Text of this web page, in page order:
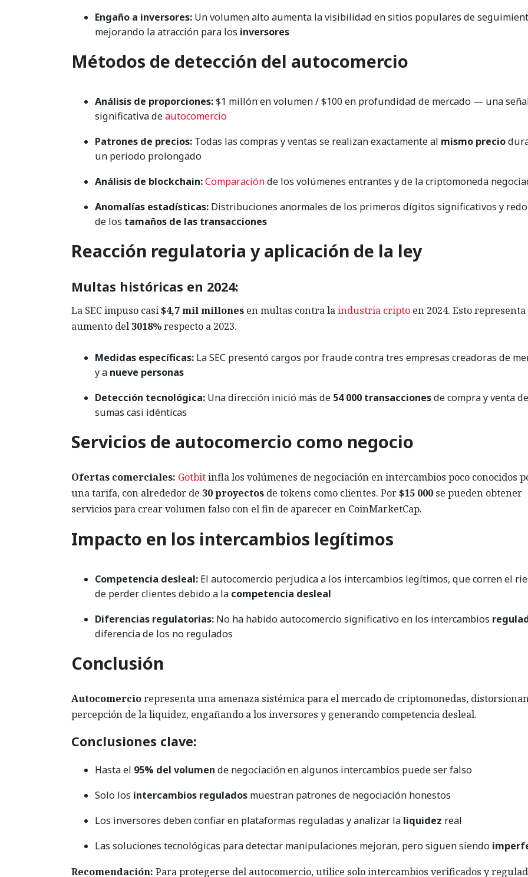
Engaño a inversores: Un volumen alto aumenta la visibilidad en sitios populares de
mejorando la atracción para los inversores
Métodos de detección del autocomercio
Análisis de proporciones:$1 millón en volumen / $100 en profundidad de mercado — una
significativa deautocomercio
Patrones de precios: Todas las compras y ventas se realizan exactamente al mismo precio
un periodo prolongado
Análisis de blockchain:Comparaciónde los volúmenes entrantes y de la criptomoneda
Anomalías estadísticas: Distribuciones anormales de los primeros dígitos significativos y
de los tamaños de las transacciones
Reacción regulatoria y aplicación de la ley
Multas históricas en 2024:
La SEC impuso casi$4,7 mil millones en multas contra laindustria cripto en 2024. Esto
aumento del 3018%respecto a 2023.
Medidas específicas: La SEC presentó cargos por fraude contra tres empresas creadoras de
y a nueve personas
Detección tecnológica: Una dirección inició más de 54 000 transaccionesde compra y venta de
sumas casi idénticas
Servicios de autocomercio como negocio
Ofertas comerciales: Gotbitinfla los volúmenes de negociación en intercambios poco conocidos
una tarifa, con alrededor de 30 proyectos de tokens como clientes. Por$15 000 se pueden obtener
servicios para crear volumen falso con el fin de aparecer en CoinMarketCap.
Impacto en los intercambios legítimos
Competencia desleal: El autocomercio perjudica a los intercambios legítimos, que corren el
de perder clientes debido a la competencia desleal
Diferencias regulatorias: No ha habido autocomercio significativo en los intercambios
diferencia de los no regulados
Conclusión
Autocomerciorepresenta una amenaza sistémica para el mercado de criptomonedas,
percepción de la liquidez, engañando a los inversores y generando competencia desleal.
Conclusiones clave:
Hasta el 95% del volumen de negociación en algunos intercambios puede ser falso
Solo los intercambios regulados muestran patrones de negociación honestos
Los inversores deben confiar en plataformas reguladas y analizar la liquidez real
Las soluciones tecnológicas para detectar manipulaciones mejoran, pero siguen siendo
Recomendación: Para protegerse del autocomercio, utilice solo intercambios verificados y